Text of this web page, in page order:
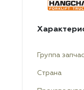
Группа
Страна